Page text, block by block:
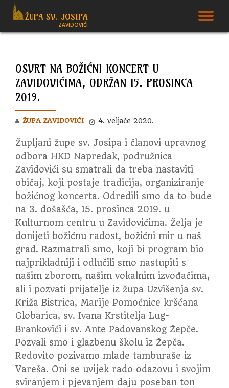
to
ŽUPA SV. JOSIPA
ZAVIDOVIĆI
OSVRT NA BOŽIĆNI KONCERT U
ZAVIDOVIĆIMA, ODRŽAN 15. PROSINCA
2019.
ŽUPA ZAVIDOVIĆI 4. veljače 2020.
Župljani župe sv. Josipa i članovi upravnog
odbora HKD Napredak, podružnica
Zavidovići su smatrali da treba nastaviti
običaj, koji postaje tradicija, organiziranje
božićnog koncerta. Odredili smo da to bude
na 3. došašća, 15. prosinca 2019. u
Kulturnom centru u Zavidovićima. Želja je
donijeti božićnu radost, božićni mir u naš
grad. Razmatrali smo, koji bi program bio
najprikladniji i odlučili smo nastupiti s
našim zborom, našim vokalnim izvođačima,
ali i pozvati prijatelje iz župa Uzvišenja sv.
Križa Bistrica, Marije Pomoćnice kršćana
Globarica, sv. Ivana Krstitelja Lug-
Brankovići i sv. Ante Padovanskog Žepče.
Pozvali smo i glazbenu školu iz Žepča.
Redovito pozivamo mlade tamburaše iz
Vareša. Oni se uvijek rado odazovu i svojim
sviranjem i pjevanjem daju poseban ton